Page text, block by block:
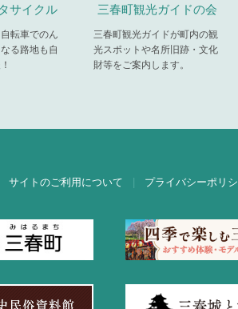
サイクル
転車でのん
る路地も自
三春町観光ガイドの会
三春町観光ガイドが町内の観
光スポットや名所旧跡・文化
財等をご案内します。
サイトのご利用について プライバシーポリ